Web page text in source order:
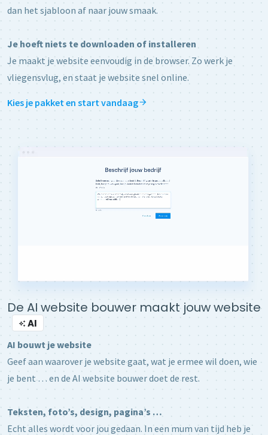
dan het sjabloon af naar jouw smaak.
Je hoeft niets te downloaden of installeren
Je maakt je website eenvoudig in de browser. Zo werk je
vliegensvlug, en staat je website snel online.
Kies je pakket en start vandaag
De AI website bouwer maakt jouw website
AI
AI bouwt je website
Geef aan waarover je website gaat, wat je ermee wil doen, wie
je bent … en de AI website bouwer doet de rest.
Teksten, foto’s, design, pagina’s …
Echt alles wordt voor jou gedaan. In een mum van tijd heb je